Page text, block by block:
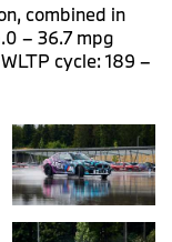
combined in
– 36.7 mpg
cycle: 189 –